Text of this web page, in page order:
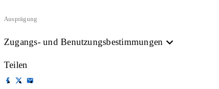
Ausprägung
Zugangs- und Benutzungsbestimmungen
Teilen